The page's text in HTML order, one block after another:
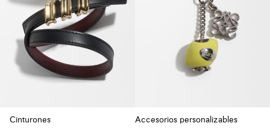
Cinturones Accesorios personalizables